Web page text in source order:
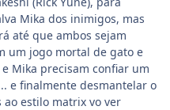
Mika dos inimigos, mas
até que ambos sejam
um jogo mortal de gato e
Mika precisam confiar um
e finalmente desmantelar o
estilo matrix vo ver